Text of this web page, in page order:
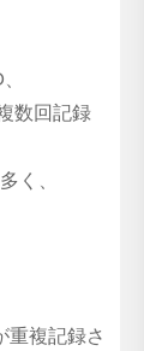
数回記録
く、
重複記録さ